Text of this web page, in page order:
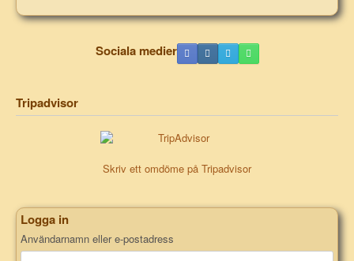
Sociala medier
Tripadvisor
Skriv ett omdöme på Tripadvisor
Logga in
Användarnamn eller e-postadress